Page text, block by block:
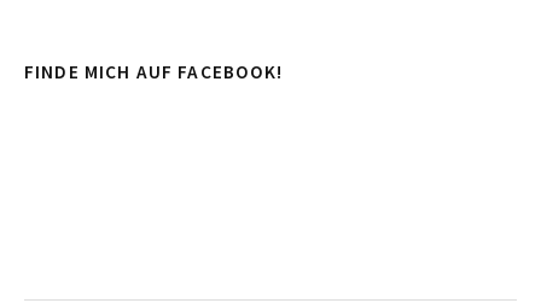
FINDE MICH AUF FACEBOOK!